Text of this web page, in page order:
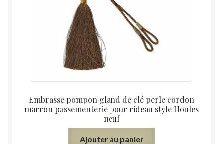
Embrasse pompon gland de clé perle cordon
marron passementerie pour rideau style Houles
neuf
Ajouter au panier